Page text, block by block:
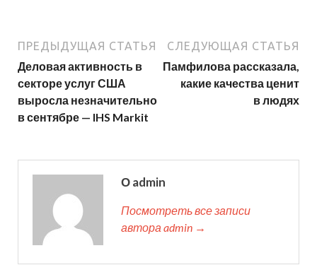
ПРЕДЫДУЩАЯ СТАТЬЯ
Деловая активность в
секторе услуг США
выросла незначительно
в сентябре — IHS Markit
СЛЕДУЮЩАЯ СТАТЬЯ
Памфилова рассказала,
какие качества ценит
в людях
О admin
Посмотреть все записи
автора admin →